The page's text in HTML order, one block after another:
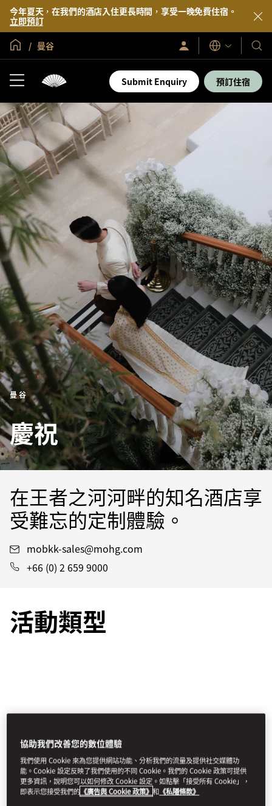
今年夏天，在我們的酒店入住更長時間，享受一晚免費住宿。
立即預訂
全球首頁
曼谷
登
入/
加
入
語
言
我
們
的
酒
Submit Enquiry 預訂住宿
曼谷
慶祝
在王者之河河畔的知名酒店享
受難忘的定制體驗。
mobkk-sales@mohg.com
+66 (0) 2 659 9000
活動類型
協助我們改善您的數位體驗
我們使用 Cookie 來為您提供網站功能、分析我們的流量及提供社交媒體功
能。Cookie 設定反映了我們使用的不同 Cookie。我們的 Cookie 政策可提供
更多資訊，說明您可以如何修改 Cookie 設定。如點擊「接受所有 Cookie」，
即表示您接受我們的 《廣告與 Cookie 政策》 和 《私隱條款》